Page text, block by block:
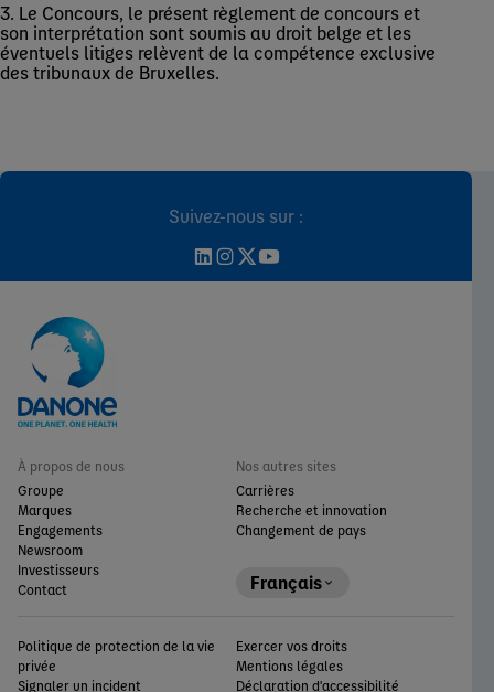
3. Le Concours, le présent règlement de concours et
son interprétation sont soumis au droit belge et les
éventuels litiges relèvent de la compétence exclusive
des tribunaux de Bruxelles.
Suivez-nous sur :
À propos de nous
Groupe
Marques
Engagements
Newsroom
Investisseurs
Contact
Nos autres sites
Carrières
Recherche et innovation
Changement de pays
Français
Politique de protection de la vie
privée
Signaler un incident
Exercer vos droits
Mentions légales
Déclaration d'accessibilité